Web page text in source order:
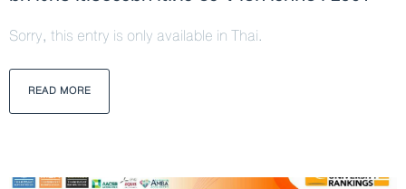
Sorry, this entry is only available in Thai.
READ MORE